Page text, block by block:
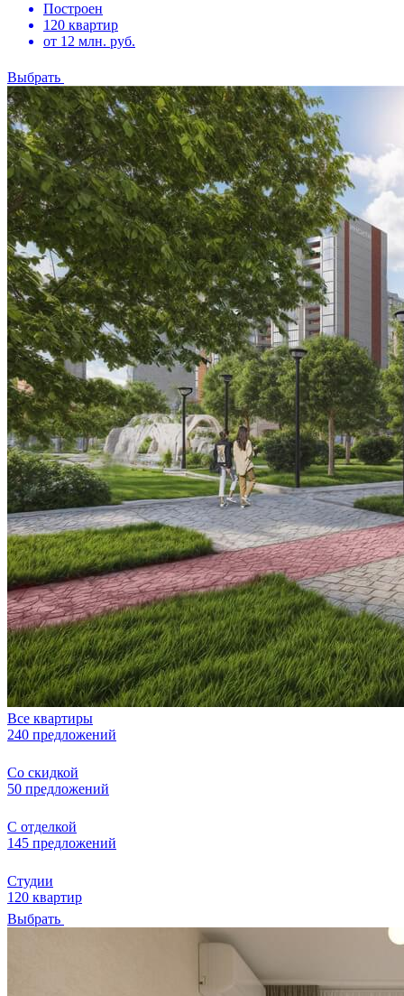
Построен
120 квартир
от 12 млн. руб.
Выбрать
Все квартиры
240 предложений
Со скидкой
50 предложений
С отделкой
145 предложений
Студии
120 квартир
Выбрать